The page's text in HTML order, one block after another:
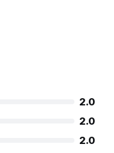
2.0
2.0
2.0